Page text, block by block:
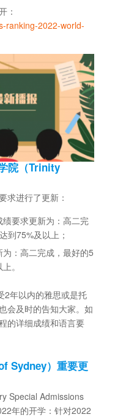
：
ranking-2022-world-
院（Trinity
求进行了更新：
要求更新为：高二完
到75%及以上；
：高二完成，最好的5
。
2年以内的雅思或是托
会及时的告知大家。如
的详细成绩和语言要
Sydney）重要更
Special Admissions
年的开学：针对2022